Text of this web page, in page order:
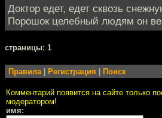
Доктор едет, едет сквозь
Порошок целебный людям он
cтраницы: 1
Правила Регистрация Поиск
Комментарий появится на сайте только
модератором!
имя: